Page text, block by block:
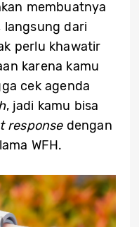
membuatnya
langsung dari
perlu khawatir
karena kamu
cek agenda
, jadi kamu bisa
responsedengan
WFH.